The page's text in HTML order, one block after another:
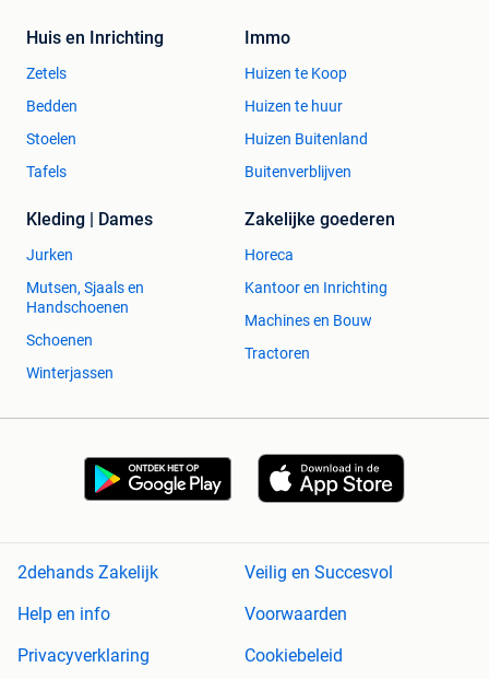
Huis en Inrichting
Zetels
Bedden
Stoelen
Tafels
Immo
Huizen te Koop
Huizen te huur
Huizen Buitenland
Buitenverblijven
Kleding | Dames
Jurken
Mutsen, Sjaals en
Handschoenen
Schoenen
Winterjassen
Zakelijke goederen
Horeca
Kantoor en Inrichting
Machines en Bouw
Tractoren
2dehands Zakelijk
Veilig en Succesvol
Help en info
Voorwaarden
Privacyverklaring
Cookiebeleid